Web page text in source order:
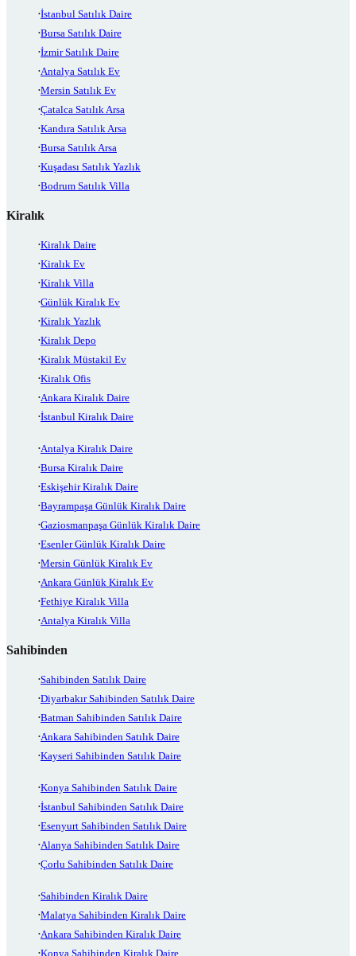
İstanbul Satılık Daire
Bursa Satılık Daire
İzmir Satılık Daire
Antalya Satılık Ev
Mersin Satılık Ev
Çatalca Satılık Arsa
Kandıra Satılık Arsa
Bursa Satılık Arsa
Kuşadası Satılık Yazlık
Bodrum Satılık Villa
Kiralık
Kiralık Daire
Kiralık Ev
Kiralık Villa
Günlük Kiralık Ev
Kiralık Yazlık
Kiralık Depo
Kiralık Müstakil Ev
Kiralık Ofis
Ankara Kiralık Daire
İstanbul Kiralık Daire
Antalya Kiralık Daire
Bursa Kiralık Daire
Eskişehir Kiralık Daire
Bayrampaşa Günlük Kiralık Daire
Gaziosmanpaşa Günlük Kiralık Daire
Esenler Günlük Kiralık Daire
Mersin Günlük Kiralık Ev
Ankara Günlük Kiralık Ev
Fethiye Kiralık Villa
Antalya Kiralık Villa
Sahibinden
Sahibinden Satılık Daire
Diyarbakır Sahibinden Satılık Daire
Batman Sahibinden Satılık Daire
Ankara Sahibinden Satılık Daire
Kayseri Sahibinden Satılık Daire
Konya Sahibinden Satılık Daire
İstanbul Sahibinden Satılık Daire
Esenyurt Sahibinden Satılık Daire
Alanya Sahibinden Satılık Daire
Çorlu Sahibinden Satılık Daire
Sahibinden Kiralık Daire
Malatya Sahibinden Kiralık Daire
Ankara Sahibinden Kiralık Daire
Konya Sahibinden Kiralık Daire